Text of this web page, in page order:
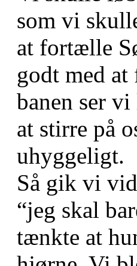
som vi
at fortælle
godt med at
banen ser
at stirre på
uhyggeligt.
Så gik vi
“jeg skal
tænkte at